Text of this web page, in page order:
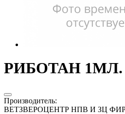
РИБОТАН 1МЛ.
Производитель:
ВЕТЗВЕРОЦЕНТР НПВ И ЗЦ